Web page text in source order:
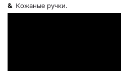
Кожаные ручки.